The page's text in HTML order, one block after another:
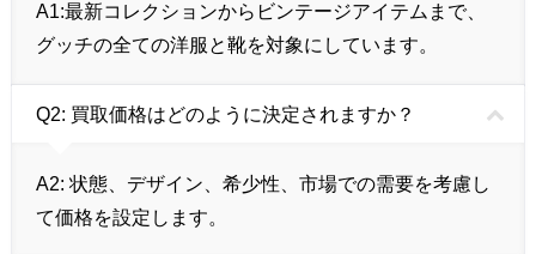
A1:最新コレクションからビンテージアイテムまで、
グッチの全ての洋服と靴を対象にしています。
Q2: 買取価格はどのように決定されますか？
A2: 状態、デザイン、希少性、市場での需要を考慮し
て価格を設定します。